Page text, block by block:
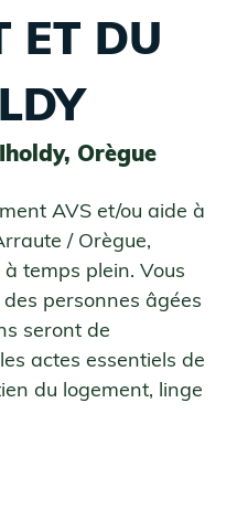
ET DU
Orègue
AVS et/ou aide à
/ Orègue,
temps plein. Vous
personnes âgées
seront de
actes essentiels de
du logement, linge